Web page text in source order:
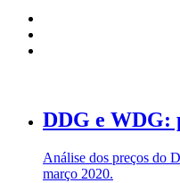
DDG e WDG:
Análise dos preços do
março 2020.